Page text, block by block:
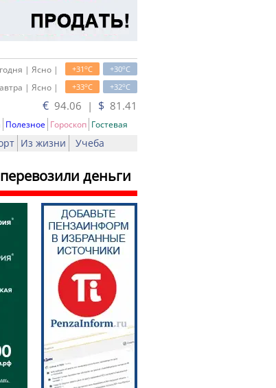
+30oC
+31oC
| Ясно |
+32oC
+33oC
| Ясно |
€ 94.06 | $ 81.41
Полезное Гороскоп Гостевая
Из жизни Учеба
деньги